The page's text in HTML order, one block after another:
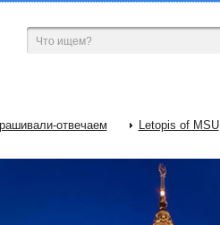
отвечаем Letopis of MSU